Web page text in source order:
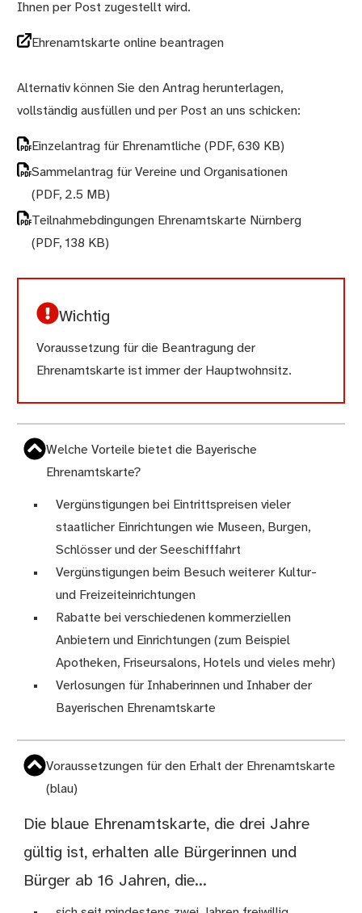
Ihnen per Post zugestellt wird.
Ehrenamtskarte online beantragen
Alternativ können Sie den Antrag herunterlagen,
vollständig ausfüllen und per Post an uns schicken:
Einzelantrag für Ehrenamtliche(PDF, 630 KB)
Sammelantrag für Vereine und Organisationen
(PDF, 2.5 MB)
Teilnahmebdingungen Ehrenamtskarte Nürnberg
(PDF, 138 KB)
Wichtig
Voraussetzung für die Beantragung der
Ehrenamtskarte ist immer der Hauptwohnsitz.
Welche Vorteile bietet die Bayerische
Ehrenamtskarte?
Vergünstigungen bei Eintrittspreisen vieler
staatlicher Einrichtungen wie Museen, Burgen,
Schlösser und der Seeschifffahrt
Vergünstigungen beim Besuch weiterer Kultur-
und Freizeiteinrichtungen
Rabatte bei verschiedenen kommerziellen
Anbietern und Einrichtungen (zum Beispiel
Apotheken, Friseursalons, Hotels und vieles mehr)
Verlosungen für Inhaberinnen und Inhaber der
Bayerischen Ehrenamtskarte
Voraussetzungen für den Erhalt der Ehrenamtskarte
(blau)
Die blaue Ehrenamtskarte, die drei Jahre
gültig ist, erhalten alle Bürgerinnen und
Bürger ab 16 Jahren, die...